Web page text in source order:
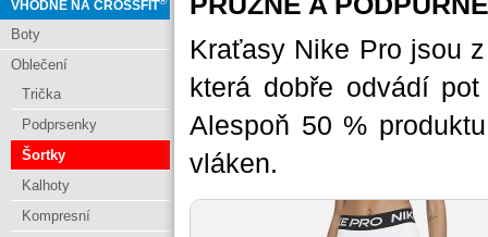
VHODNÉ NA CROSSFIT
Boty
Oblečení
Trička
Podprsenky
Šortky
Kalhoty
Kompresní
Kraťasy Nike Pro jsou
která dobře odvádí
Alespoň 50 %
vláken.